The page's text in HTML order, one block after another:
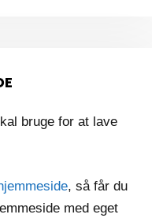
bruge for at lave
, så får du
med eget